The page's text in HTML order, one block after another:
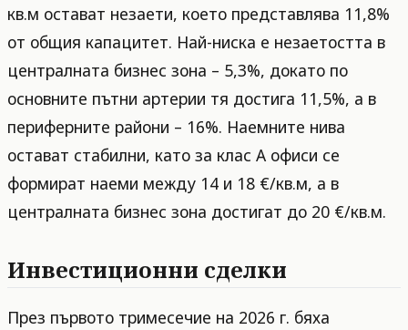
кв.м остават незаети, което представлява 11,8%
от общия капацитет. Най-ниска е незаетостта в
централната бизнес зона – 5,3%, докато по
основните пътни артерии тя достига 11,5%, а в
периферните райони – 16%. Наемните нива
остават стабилни, като за клас А офиси се
формират наеми между 14 и 18 €/кв.м, а в
централната бизнес зона достигат до 20 €/кв.м.
Инвестиционни сделки
През първото тримесечие на 2026 г. бяха